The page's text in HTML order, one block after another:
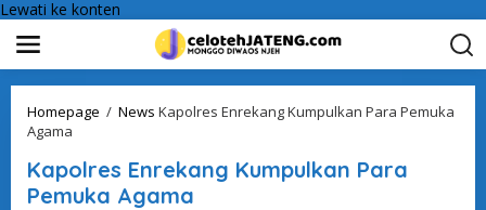
Lewati ke konten
Homepage / News Kapolres Enrekang Kumpulkan Para Pemuka
Agama
Kapolres Enrekang Kumpulkan Para
Pemuka Agama